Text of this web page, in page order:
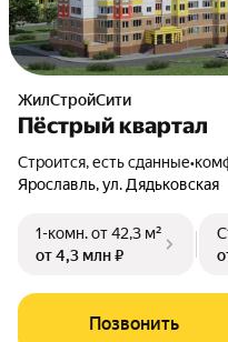
ЖилСтройСити
Пёстрый квартал
Строится, есть сданные•
Ярославль, ул. Дядьковская
1-комн.от 42,3 м²
от 4,3 млн ₽
Позвонить